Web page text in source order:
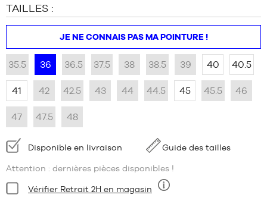
TAILLES :
JE NE CONNAIS PAS MA POINTURE !
35.5 36 36.5 37.5 38 38.5 39 40 40.5
41 42 42.5 43 44 44.5 45 45.5 46
47 47.5 48
Disponibilité
:
Disponible en livraison Guide des tailles
Attention : dernières pièces disponibles !
Condition:
Neuf
Vérifier Retrait 2H en magasin